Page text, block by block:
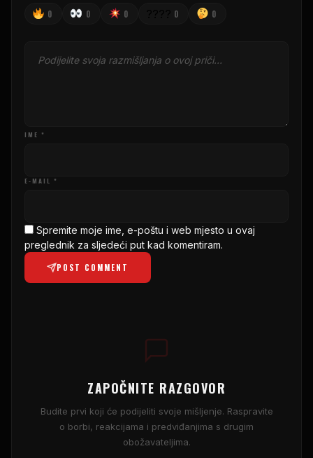
0 0 0 0 0
IME *
E-MAIL *
Spremite moje ime, e-poštu i web mjesto u ovaj
preglednik za sljedeći put kad komentiram.
POST COMMENT
ZAPOČNITE RAZGOVOR
Budite prvi koji će podijeliti svoje mišljenje. Raspravite
o borbi, reakcijama i predviđanjima s drugim
obožavateljima.